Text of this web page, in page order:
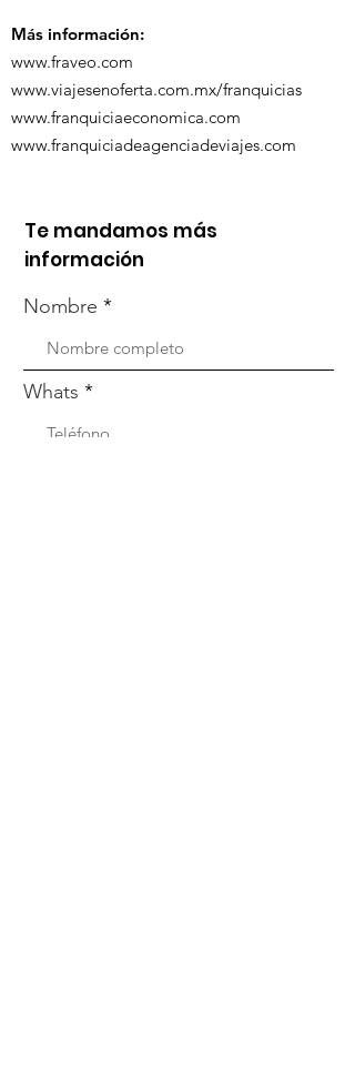
Más información:
www.fraveo.com
www.viajesenoferta.com.mx/franquicias
www.franquiciaeconomica.com
www.franquiciadeagenciadeviajes.com
Te mandamos más
información
Nombre
Whats